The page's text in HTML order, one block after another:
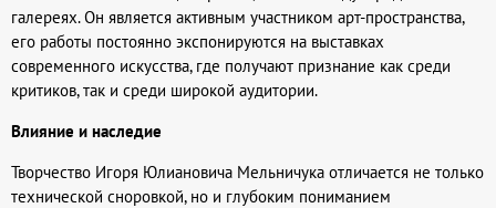
галереях. Он является активным участником арт-пространства,
его работы постоянно экспонируются на выставках
современного искусства, где получают признание как среди
критиков, так и среди широкой аудитории.
Влияние и наследие
Творчество Игоря Юлиановича Мельничука отличается не только
технической сноровкой, но и глубоким пониманием